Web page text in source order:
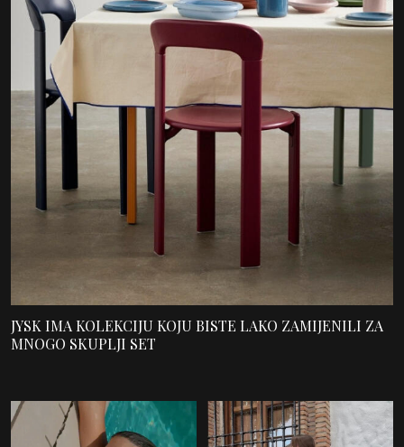
JYSK IMA KOLEKCIJU KOJU BISTE LAKO ZAMIJENILI ZA
MNOGO SKUPLJI SET